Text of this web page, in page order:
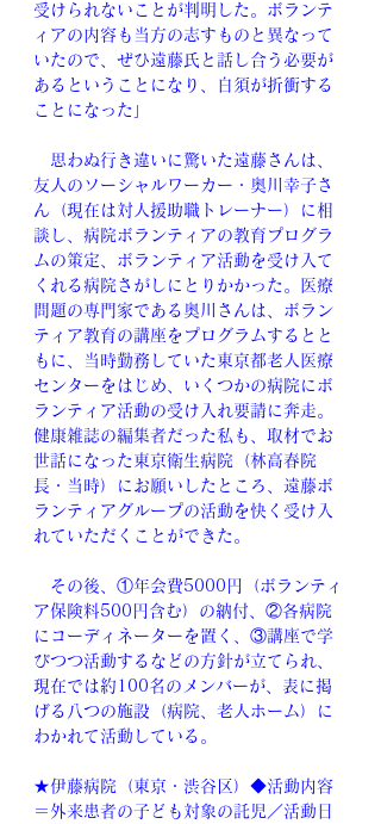
受けられないことが判明した。ボランテ
ィアの内容も当方の志すものと異なって
いたので、ぜひ遠藤氏と話し合う必要が
あるということになり、白須が折衝する
ことになった」
思わぬ行き違いに驚いた遠藤さんは、
友人のソーシャルワーカー・奥川幸子さ
ん（現在は対人援助職トレーナー）に相
談し、病院ボランティアの教育プログラ
ムの策定、ボランティア活動を受け入て
くれる病院さがしにとりかかった。医療
問題の専門家である奥川さんは、ボラン
ティア教育の講座をプログラムするとと
もに、当時勤務していた東京都老人医療
センターをはじめ、いくつかの病院にボ
ランティア活動の受け入れ要請に奔走。
健康雑誌の編集者だった私も、取材でお
世話になった東京衛生病院（林高春院
長・当時）にお願いしたところ、遠藤ボ
ランティアグループの活動を快く受け入
れていただくことができた。
その後、①年会費5000円（ボランティ
ア保険料500円含む）の納付、②各病院
にコーディネーターを置く、③講座で学
びつつ活動するなどの方針が立てられ、
現在では約100名のメンバーが、表に掲
げる八つの施設（病院、老人ホーム）に
わかれて活動している。
★伊藤病院（東京・渋谷区）◆活動内容
＝外来患者の子ども対象の託児／活動日